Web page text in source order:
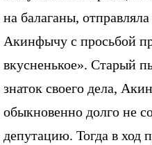
на балаганы,
Акинфычу с просьбой
вкусненькое». Старый
знаток своего дела,
обыкновенно долго не
депутацию. Тогда в ход